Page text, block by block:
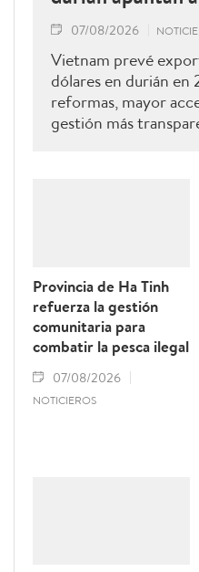
07/08/2026
Vietnam prevé
dólares en durián en
reformas, mayor
gestión más
Provincia de Ha Tinh
refuerza la gestión
comunitaria para
combatir la pesca ilegal
07/08/2026
NOTICIEROS